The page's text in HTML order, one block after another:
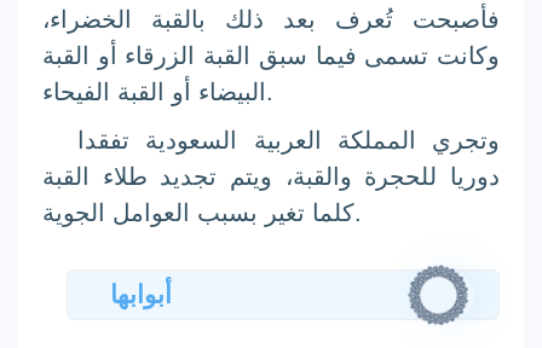
فأصبحت تُعرف بعد ذلك بالقبة الخضراء،
وكانت تسمى فيما سبق القبة الزرقاء أو القبة
البيضاء أو القبة الفيحاء.
دوريا للحجرة والقبة، ويتم تجديد طلاء القبة
كلما تغير بسبب العوامل الجوية.
أبوابها